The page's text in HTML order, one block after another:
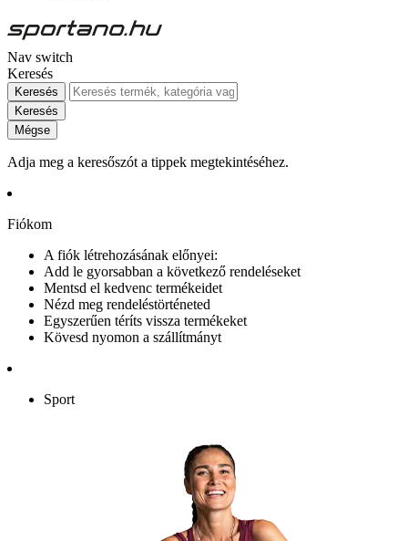
Nav switch
Keresés
Keresés
Keresés
Mégse
Adja meg a keresőszót a tippek megtekintéséhez.
Fiókom
A fiók létrehozásának előnyei:
Add le gyorsabban a következő rendeléseket
Mentsd el kedvenc termékeidet
Nézd meg rendeléstörténeted
Egyszerűen téríts vissza termékeket
Kövesd nyomon a szállítmányt
Sport